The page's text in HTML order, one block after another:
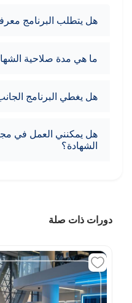
هل يتطلب البرنامج
ما هي مدة صلاحية
هل يغطي البرنامج
الشهادة؟
دورات ذات صلة